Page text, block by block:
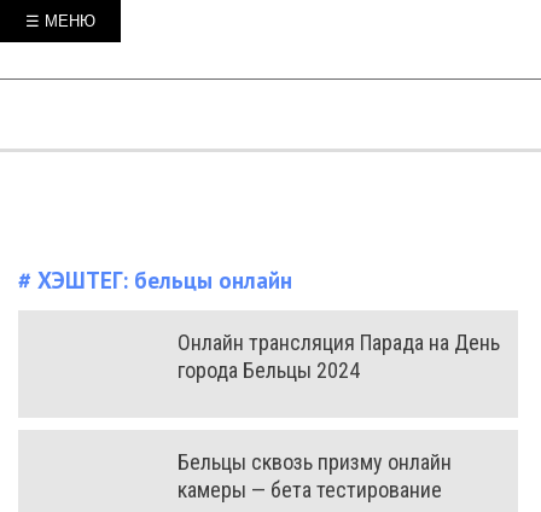
☰ МЕНЮ
# ХЭШТЕГ: бельцы онлайн
Онлайн трансляция Парада на День
города Бельцы 2024
Бельцы сквозь призму онлайн
камеры — бета тестирование